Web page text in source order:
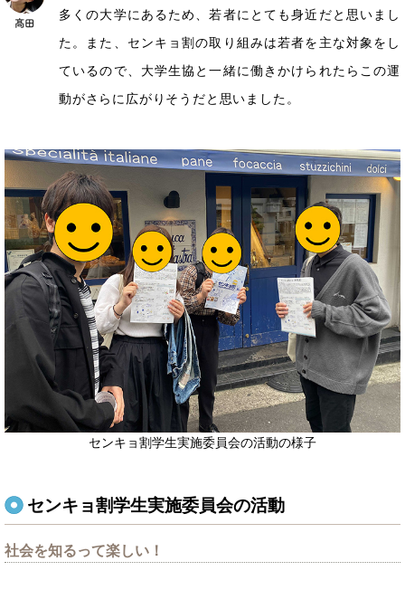
多くの大学にあるため、若者にとても身近だと思いまし
た。また、センキョ割の取り組みは若者を主な対象をし
ているので、大学生協と一緒に働きかけられたらこの運
動がさらに広がりそうだと思いました。
センキョ割学生実施委員会の活動の様子
センキョ割学生実施委員会の活動
社会を知るって楽しい！